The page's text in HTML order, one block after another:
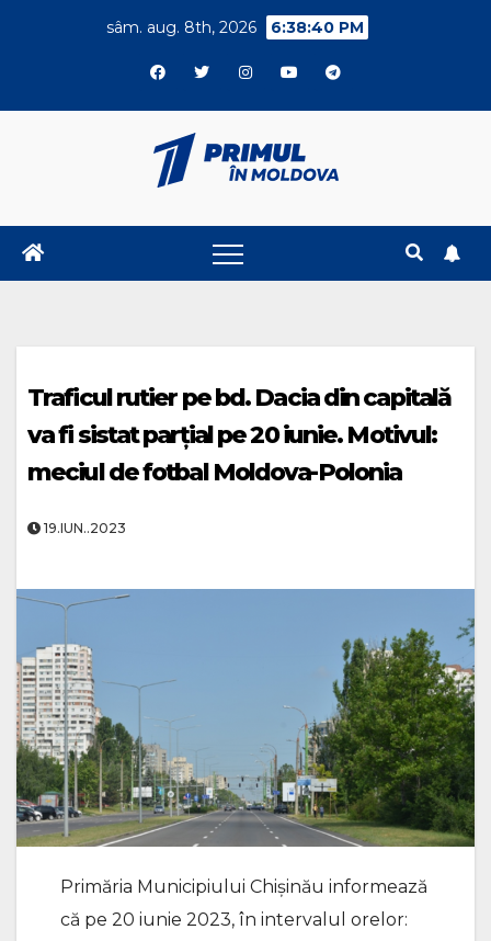
sâm. aug. 8th, 2026 6:38:41 PM
Traficul rutier pe bd. Dacia din capitală
va fi sistat parțial pe 20 iunie. Motivul:
meciul de fotbal Moldova-Polonia
19.IUN..2023
Primăria Municipiului Chișinău informează
că pe 20 iunie 2023, în intervalul orelor: